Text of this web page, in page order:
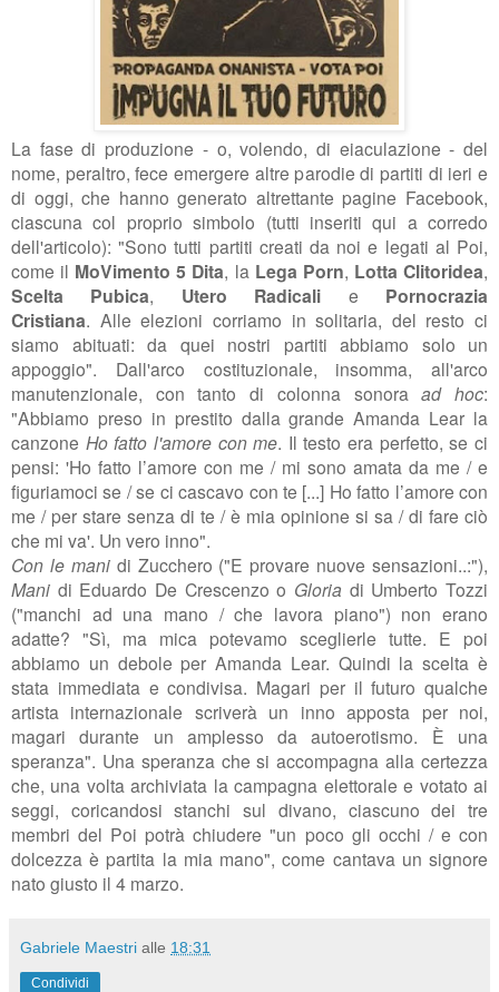
La fase di produzione - o, volendo, di eiaculazione - del
nome, peraltro, fece emergere altre parodie di partiti di ieri e
di oggi, che hanno generato altrettante pagine Facebook,
ciascuna col proprio simbolo (tutti inseriti qui a corredo
dell'articolo): "Sono tutti partiti creati da noi e legati al Poi,
come il MoVimento 5 Dita, la Lega Porn, Lotta Clitoridea,
Scelta Pubica, Utero Radicali e Pornocrazia
Cristiana. Alle elezioni corriamo in solitaria, del resto ci
siamo abituati: da quei nostri partiti abbiamo solo un
appoggio". Dall'arco costituzionale, insomma, all'arco
manutenzionale, con tanto di colonna sonoraad hoc:
"Abbiamo preso in prestito dalla grande Amanda Lear la
canzone Ho fatto l'amore con me. Il testo era perfetto, se ci
pensi: 'Ho fatto l’amore con me / mi sono amata da me / e
figuriamoci se /se ci cascavo con te [...] Ho fatto l’amore con
me / per stare senza di te /è mia opinione si sa /di fare ciò
che mi va'. Un vero inno".
Con le manidi Zucchero ("E provare nuove sensazioni..:"),
Mani di Eduardo De Crescenzo o Gloria di Umberto Tozzi
("manchi ad una mano / che lavora piano") non erano
adatte? "Sì, ma mica potevamo sceglierle tutte. E poi
abbiamo un debole per Amanda Lear. Quindi la scelta è
stata immediata e condivisa. Magari per il futuro qualche
artista internazionale scriverà un inno apposta per noi,
magari durante un amplesso da autoerotismo. È una
speranza". Una speranza che si accompagna alla certezza
che, una volta archiviata la campagna elettorale e votato ai
seggi, coricandosi stanchi sul divano, ciascuno dei tre
membri del Poi potrà chiudere"un poco gli occhi / e con
dolcezza è partita la mia mano", come cantava un signore
nato giusto il 4 marzo.
Gabriele Maestri alle 18:31
Condividi